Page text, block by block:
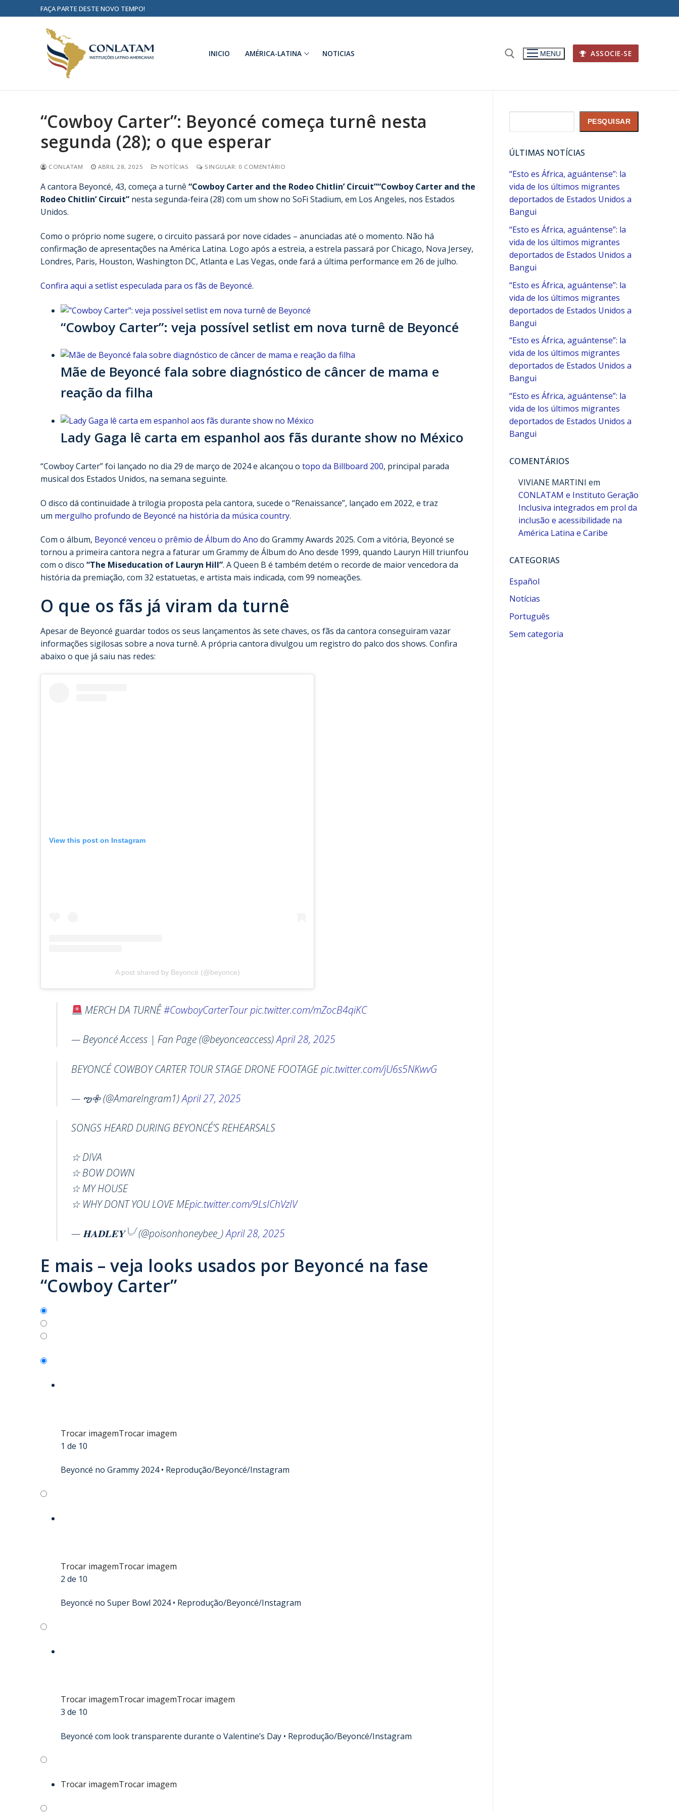
FAÇA PARTE DESTE NOVO TEMPO!
INICIO AMÉRICA-LATINA NOTICIAS MENU ASSOCIE-SE
“Cowboy Carter”: Beyoncé começa turnê nesta
segunda (28); o que esperar
CONLATAM ABRIL 28, 2025 NOTÍCIAS SINGULAR: 0 COMENTÁRIO
A cantora Beyoncé, 43, começa a turnê “Cowboy Carter and the Rodeo Chitlin’ Circuit”“Cowboy Carter and the
Rodeo Chitlin’ Circuit” nesta segunda-feira (28) com um show no SoFi Stadium, em Los Angeles, nos Estados
Unidos.
Como o próprio nome sugere, o circuito passará por nove cidades – anunciadas até o momento. Não há
confirmação de apresentações na América Latina. Logo após a estreia, a estrela passará por Chicago, Nova Jersey,
Londres, Paris, Houston, Washington DC, Atlanta e Las Vegas, onde fará a última performance em 26 de julho.
Confira aqui a setlist especulada para os fãs de Beyoncé.
“Cowboy Carter”: veja possível setlist em nova turnê de Beyoncé
Mãe de Beyoncé fala sobre diagnóstico de câncer de mama e
reação da filha
Lady Gaga lê carta em espanhol aos fãs durante show no México
“Cowboy Carter” foi lançado no dia 29 de março de 2024 e alcançou o topo da Billboard 200, principal parada
musical dos Estados Unidos, na semana seguinte.
O disco dá continuidade à trilogia proposta pela cantora, sucede o “Renaissance”, lançado em 2022, e traz
um mergulho profundo de Beyoncé na história da música country.
Com o álbum, Beyoncé venceu o prêmio de Álbum do Ano do Grammy Awards 2025. Com a vitória, Beyoncé se
tornou a primeira cantora negra a faturar um Grammy de Álbum do Ano desde 1999, quando Lauryn Hill triunfou
com o disco “The Miseducation of Lauryn Hill”. A Queen B é também detém o recorde de maior vencedora da
história da premiação, com 32 estatuetas, e artista mais indicada, com 99 nomeações.
O que os fãs já viram da turnê
Apesar de Beyoncé guardar todos os seus lançamentos às sete chaves, os fãs da cantora conseguiram vazar
informações sigilosas sobre a nova turnê. A própria cantora divulgou um registro do palco dos shows. Confira
abaixo o que já saiu nas redes:
View this post on Instagram
A post shared by Beyoncé (@beyonce)
MERCH DA TURNÊ#CowboyCarterTourpic.twitter.com/mZocB4qiKC
— Beyoncé Access | Fan Page (@beyonceaccess)April 28, 2025
BEYONCÉ COWBOY CARTER TOUR STAGE DRONE FOOTAGEpic.twitter.com/jU6s5NKwvG
— ఌ𖧷 (@AmareIngram1)April 27, 2025
SONGS HEARD DURING BEYONCÉ’S REHEARSALS
☆ DIVA
☆ BOW DOWN
☆ MY HOUSE
☆ WHY DONT YOU LOVE MEpic.twitter.com/9LsIChVzIV
— 𝐇𝐀𝐃𝐋𝐄𝐘𓄋 (@poisonhoneybee_)April 28, 2025
E mais – veja looks usados por Beyoncé na fase
“Cowboy Carter”
Trocar imagemTrocar imagem
1 de 10
Beyoncé no Grammy 2024 • Reprodução/Beyoncé/Instagram
Trocar imagemTrocar imagem
2 de 10
Beyoncé no Super Bowl 2024 • Reprodução/Beyoncé/Instagram
Trocar imagemTrocar imagemTrocar imagem
3 de 10
Beyoncé com look transparente durante o Valentine’s Day • Reprodução/Beyoncé/Instagram
Trocar imagemTrocar imagem
PESQUISAR
ÚLTIMAS NOTÍCIAS
“Esto es África, aguántense”: la
vida de los últimos migrantes
deportados de Estados Unidos a
Bangui
“Esto es África, aguántense”: la
vida de los últimos migrantes
deportados de Estados Unidos a
Bangui
“Esto es África, aguántense”: la
vida de los últimos migrantes
deportados de Estados Unidos a
Bangui
“Esto es África, aguántense”: la
vida de los últimos migrantes
deportados de Estados Unidos a
Bangui
“Esto es África, aguántense”: la
vida de los últimos migrantes
deportados de Estados Unidos a
Bangui
COMENTÁRIOS
VIVIANE MARTINI em
CONLATAM e Instituto Geração
Inclusiva integrados em prol da
inclusão e acessibilidade na
América Latina e Caribe
CATEGORIAS
Español
Notícias
Português
Sem categoria